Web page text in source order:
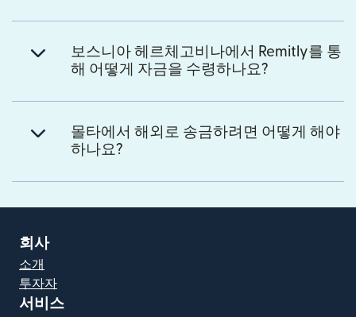
보스니아 헤르체고비나에서 Remitly를 통
해 어떻게 자금을 수령하나요?
몰타에서 해외로 송금하려면 어떻게 해야
하나요?
회사
소개
투자자
서비스